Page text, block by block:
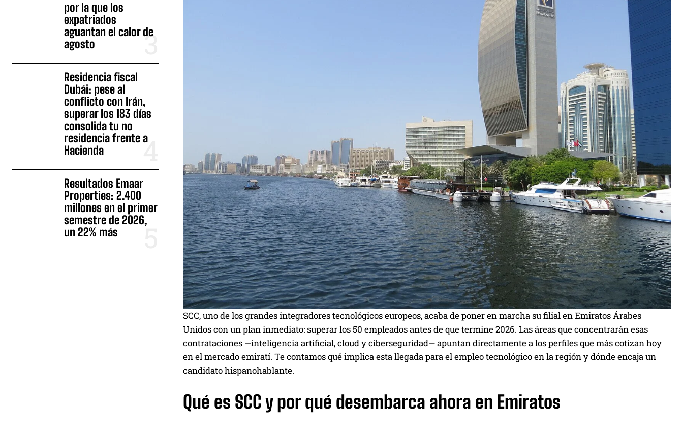
por la que los
expatriados
aguantan el calor de
agosto
Residencia fiscal
Dubái: pese al
conflicto con Irán,
superar los 183 días
consolida tu no
residencia frente a
Hacienda
Resultados Emaar
Properties: 2.400
millones en el primer
semestre de 2026,
un 22% más
SCC, uno de los grandes integradores tecnológicos europeos, acaba de poner en marcha su filial en Emiratos Árabes
Unidos con un plan inmediato: superar los 50 empleados antes de que termine 2026. Las áreas que concentrarán esas
contrataciones —inteligencia artificial, cloud y ciberseguridad— apuntan directamente a los perfiles que más cotizan hoy
en el mercado emiratí. Te contamos qué implica esta llegada para el empleo tecnológico en la región y dónde encaja un
candidato hispanohablante.
Qué es SCC y por qué desembarca ahora en Emiratos